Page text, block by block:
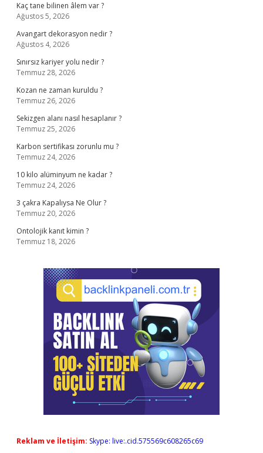
Kaç tane bilinen âlem var ?
Ağustos 5, 2026
Avangart dekorasyon nedir ?
Ağustos 4, 2026
Sınırsız kariyer yolu nedir ?
Temmuz 28, 2026
Kozan ne zaman kuruldu ?
Temmuz 26, 2026
Sekizgen alanı nasıl hesaplanır ?
Temmuz 25, 2026
Karbon sertifikası zorunlu mu ?
Temmuz 24, 2026
10 kilo alüminyum ne kadar ?
Temmuz 24, 2026
3 çakra Kapalıysa Ne Olur ?
Temmuz 20, 2026
Ontolojik kanıt kimin ?
Temmuz 18, 2026
Reklam ve İletişim: Skype: live:.cid.575569c608265c69